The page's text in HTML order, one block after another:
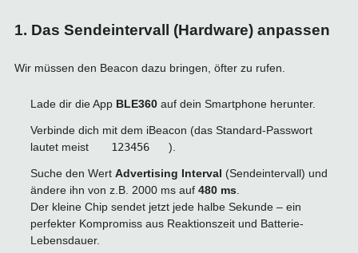
1. Das Sendeintervall (Hardware) anpassen
Wir müssen den Beacon dazu bringen, öfter zu rufen.
Lade dir die App BLE360auf dein Smartphone herunter.
Verbinde dich mit dem iBeacon (das Standard-Passwort
lautet meist
123456 ).
Suche den Wert Advertising Interval (Sendeintervall) und
ändere ihn von z.B. 2000 ms auf 480 ms
Der kleine Chip sendet jetzt jede halbe Sekunde – ein
perfekter Kompromiss aus Reaktionszeit und Batterie-
Lebensdauer.